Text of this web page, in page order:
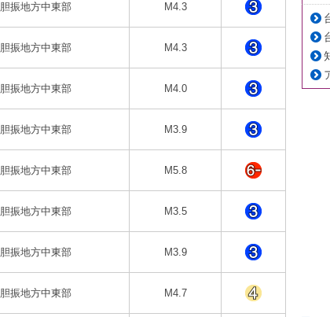
胆振地方中東部 M4.3
胆振地方中東部 M4.3
胆振地方中東部 M4.0
胆振地方中東部 M3.9
胆振地方中東部 M5.8
胆振地方中東部 M3.5
胆振地方中東部 M3.9
胆振地方中東部 M4.7